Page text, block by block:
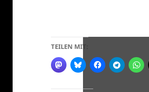
TEILEN MIT: